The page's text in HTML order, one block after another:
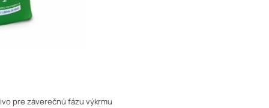
pre záverečnú fázu výkrmu